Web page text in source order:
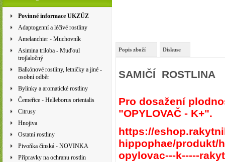
Povinné informace UKZÚZ
Adaptogenní a léčivé rostliny
Amelanchier - Muchovník
Asimina triloba - Muďoul
trojlaločný
Balkónové rostliny, letničky a jiné -
osobní odběr
Bylinky a aromatické rostliny
Čemeřice - Helleborus orientalis
Citrusy
Hnojiva
Ostatní rostliny
Pivoňka čínská - NOVINKA
Přípravky na ochranu rostlin
Popis zboží Diskuse
SAMIČÍ ROSTLINA
Pro dosažení
"OPYLOVAČ - K+".
https://
hippophae/produkt/
opylovac---k-----